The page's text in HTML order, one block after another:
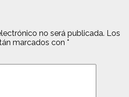
no será publicada. Los
marcados con *